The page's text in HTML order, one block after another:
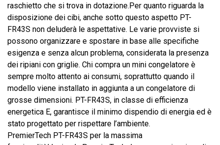
raschietto che si trova in dotazione.Per quanto riguarda la
disposizione dei cibi, anche sotto questo aspetto PT-
FR43S non deluderà le aspettative. Le varie provviste si
possono organizzare e spostare in base alle specifiche
esigenza e senza alcun problema, considerata la presenza
dei ripiani con griglie. Chi compra un mini congelatore è
sempre molto attento ai consumi, soprattutto quando il
modello viene installato in aggiunta a un congelatore di
grosse dimensioni. PT-FR43S, in classe di efficienza
energetica E, garantisce il minimo dispendio di energia ed è
stato progettato per rispettare l’ambiente.
PremierTech PT-FR43S per la massima